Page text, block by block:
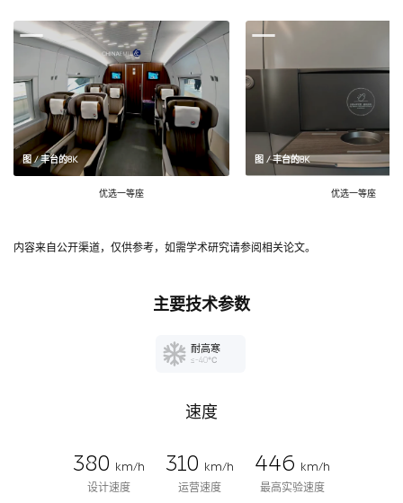
图 / 丰台的8K
优选一等座
图 / 丰台的8K
优选一等座
内容来自公开渠道，仅供参考，如需学术研究请参阅相关论文。
主要技术参数
耐高寒
≤-40℃
速度
380 km/h
设计速度
310 km/h
运营速度
446 km/h
最高实验速度